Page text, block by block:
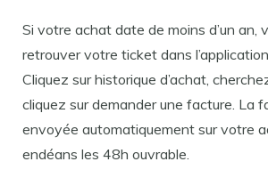
Si votre achat date de moins d’un an,
retrouver votre ticket dans
Cliquez sur historique d’achat,
cliquez sur demander une facture. La
envoyée automatiquement sur votre
endéans les 48h ouvrable.